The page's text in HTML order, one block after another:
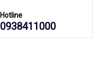
Hotline
0938411000